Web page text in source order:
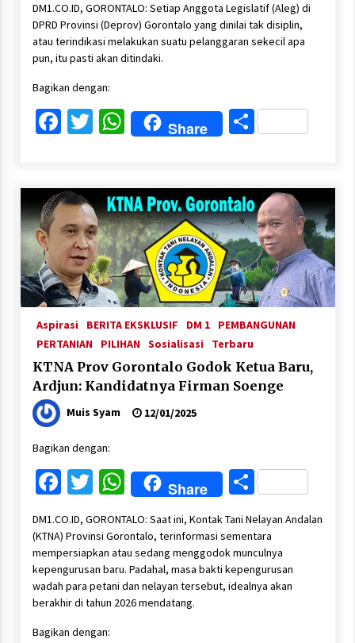
DM1.CO.ID, GORONTALO: Setiap Anggota Legislatif (Aleg) di
DPRD Provinsi (Deprov) Gorontalo yang dinilai tak disiplin,
atau terindikasi melakukan suatu pelanggaran sekecil apa
pun, itu pasti akan ditindaki.
Bagikan dengan:
Facebook
Twitter
WhatsApp
Share Share
Aspirasi BERITA EKSKLUSIF DM 1
PEMBANGUNAN
PERTANIAN
PILIHAN Sosialisasi Terbaru
KTNA Prov Gorontalo Godok Ketua Baru,
Ardjun: Kandidatnya Firman Soenge
Muis Syam 12/01/2025
Bagikan dengan:
Facebook
Twitter
WhatsApp
Share Share
DM1.CO.ID, GORONTALO: Saat ini, Kontak Tani Nelayan Andalan
(KTNA) Provinsi Gorontalo, terinformasi sementara
mempersiapkan atau sedang menggodok munculnya
kepengurusan baru. Padahal, masa bakti kepengurusan
wadah para petani dan nelayan tersebut, idealnya akan
berakhir di tahun 2026 mendatang.
Bagikan dengan: